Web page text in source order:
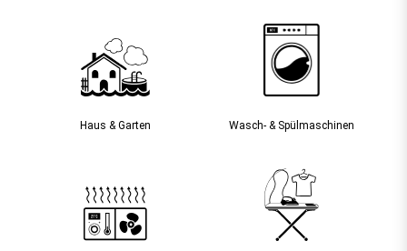
Haus & Garten Wasch- & Spülmaschinen